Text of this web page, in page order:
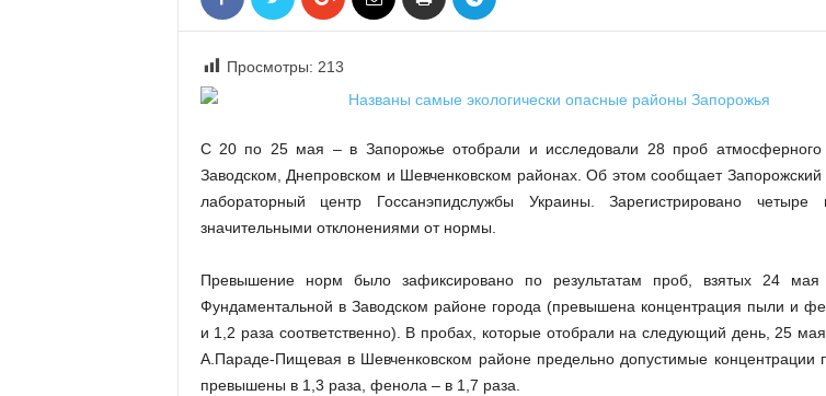
Просмотры: 213
С 20 по 25 мая – в Запорожье отобрали и исследовали 28 проб атмосферного
Заводском, Днепровском и Шевченковском районах. Об этом сообщает Запорожский
лабораторный центр Госсанэпидслужбы Украины. Зарегистрировано
значительными отклонениями от нормы.
Превышение норм было зафиксировано по результатам проб, взятых 24
Фундаментальной в Заводском районе города (превышена концентрация пыли и
и 1,2 раза соответственно). В пробах, которые отобрали на следующий день, 25
А.Параде-Пищевая в Шевченковском районе предельно допустимые концентрации
превышены в 1,3 раза, фенола – в 1,7 раза.